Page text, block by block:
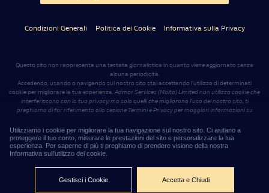
Condizioni Generali Politica dei Cookie Informativa sulla Privacy
Questo sito non rappresenta una testata giornalistica in quanto viene aggiornato senza
alcuna periodicità.
Accedendo, usando o navigando sul nostro sito stai accettando l’utilizzo di determinati
cookie per migliorare la tua esperienza.Admar Services (Malta) Limited non utilizza cookie che
interferiscono con la tua privacy, ma solo quelli che migliorano l’uso del nostro sito, ti
preghiamo di far riferimento alla sezione Termini e Privacy per maggiori informazioni su
Il sitowww.williamhillnews.itè gestito da Admar Services (Malta) Limited, con sede legale a
Sliema (Malta), Level 7, Tagliaferro Business Centre, 14 High Street..
Utilizziamo i cookie per migliorare la tua navigazione sul nostro sito. Ci aiutano a
proteggere il tuo conto, misurare le prestazioni del sito e personalizzare la tua
esperienza. Per saperne di più ti preghiamo di prendere visione della nostra
Informativa sull'utilizzo dei cookie.
Gestisci i Cookie Accetta e Chiudi